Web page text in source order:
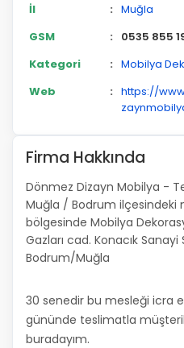
İl
: Muğla
GSM
:
0535 855
Kategori
: Mobilya
Web
: https://
Firma Hakkında
Dönmez Dizayn Mobilya -
Muğla / Bodrum ilçesindeki
bölgesinde Mobilya
Gazları cad. Konacık Sanayi
Bodrum/Muğla
30 senedir bu mesleği icra
gününde teslimatla
buradayım.